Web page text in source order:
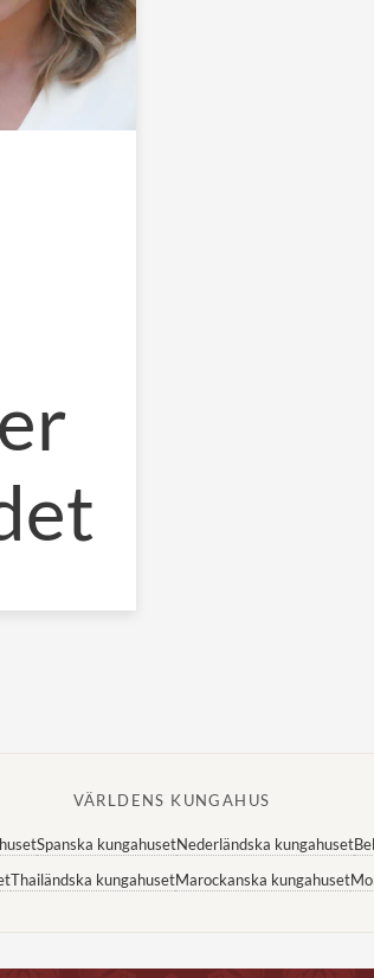
VÄRLDENS KUNGAHUS
Spanska kungahusetNederländska kungahuset
Thailändska kungahusetMarockanska kungahuset